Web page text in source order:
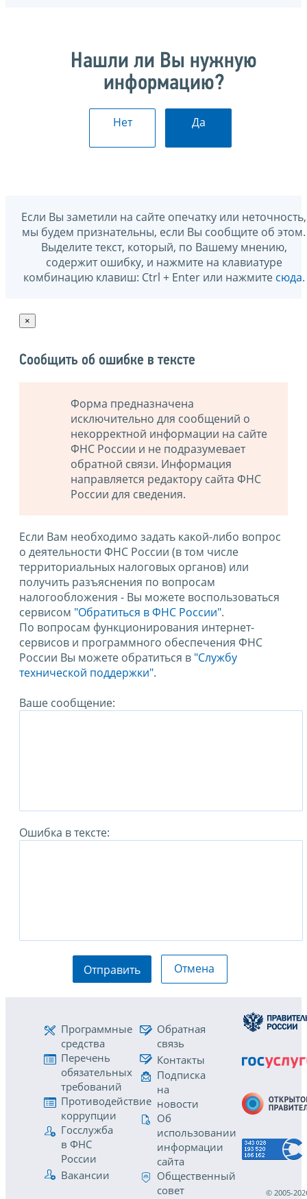
Нашли ли Вы нужную
информацию?
Нет Да
Если Вы заметили на сайте опечатку или неточность,
мы будем признательны, если Вы сообщите об этом.
Выделите текст, который, по Вашему мнению,
содержит ошибку, и нажмите на клавиатуре
комбинацию клавиш: Ctrl + Enter или нажмите сюда.
×
Сообщить об ошибке в тексте
Форма предназначена
исключительно для сообщений о
некорректной информации на сайте
ФНС России и не подразумевает
обратной связи. Информация
направляется редактору сайта ФНС
России для сведения.
Если Вам необходимо задать какой-либо вопрос
о деятельности ФНС России (в том числе
территориальных налоговых органов) или
получить разъяснения по вопросам
налогообложения - Вы можете воспользоваться
сервисом "Обратиться в ФНС России".
По вопросам функционирования интернет-
сервисов и программного обеспечения ФНС
России Вы можете обратиться в "Службу
технической поддержки".
Ваше сообщение:
Ошибка в тексте:
Отправить Отмена
Программные
средства
Перечень
обязательных
требований
Противодействие
коррупции
Госслужба
в ФНС
России
Вакансии
Обратная
связь
Контакты
Подписка
на
новости
Об
использовании
информации
сайта
Общественный
совет
© 2005-